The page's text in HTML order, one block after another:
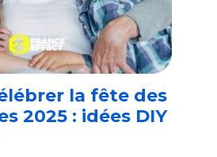
la fête des
2025 : idées DIY